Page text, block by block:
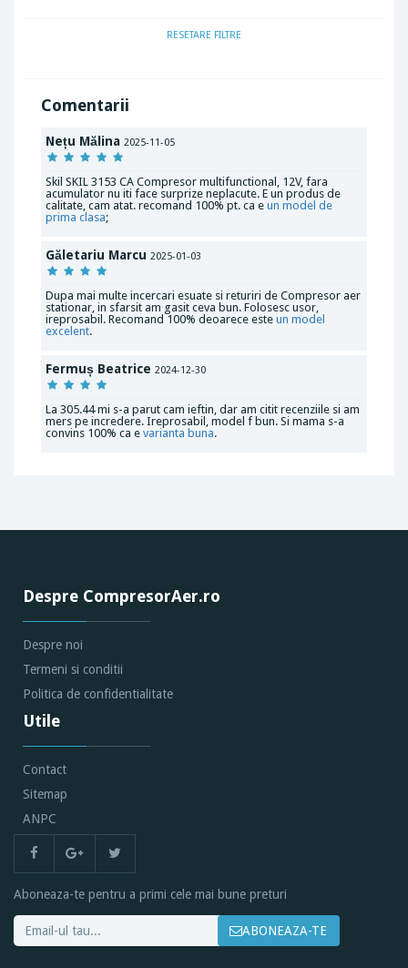
RESETARE FILTRE
Comentarii
Nețu Mălina 2025-11-05
Skil SKIL 3153 CA Compresor multifunctional, 12V, fara
acumulator nu iti face surprize neplacute. E un produs de
calitate, cam atat. recomand 100% pt. ca e un model de
prima clasa;
Găletariu Marcu 2025-01-03
Dupa mai multe incercari esuate si returiri de Compresor aer
stationar, in sfarsit am gasit ceva bun. Folosesc usor,
ireprosabil. Recomand 100% deoarece este un model
excelent.
Fermuș Beatrice 2024-12-30
La 305.44 mi s-a parut cam ieftin, dar am citit recenziile si am
mers pe incredere. Ireprosabil, model f bun. Si mama s-a
convins 100% ca e varianta buna.
Despre CompresorAer.ro
Despre noi
Termeni si conditii
Politica de confidentialitate
Utile
Contact
Sitemap
ANPC
Aboneaza-te pentru a primi cele mai bune preturi
ABONEAZA-TE